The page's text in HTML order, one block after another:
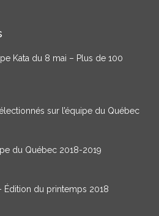
Kata du 8 mai – Plus de 100
sur l’équipe du Québec
du Québec 2018-2019
Édition du printemps 2018